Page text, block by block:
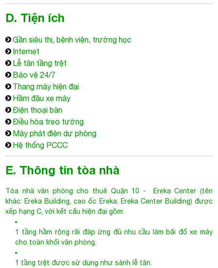
D. Tiện ích
Gần siêu thị, bệnh viện, trường học
Internet
Lễ tân tầng trệt
Bảo vệ 24/7
Thang máy hiện đại
Hầm đậu xe máy
Điện thoại bàn
Điều hòa treo tường
Máy phát điện dự phòng
Hệ thống PCCC
E. Thông tin tòa nhà
Tòa nhà văn phòng cho thuê Quận 10 - Ereka Center (tên
khác: Ereka Building, cao ốc Ereka, Ereka Center Building) được
xếp hạng C, với kết cấu hiện đại gồm:
1 tầng hầm rộng rãi đáp ứng đủ nhu cầu làm bãi đổ xe máy
cho toàn khối văn phòng.
1 tầng trệt được sử dụng như sảnh lễ tân.